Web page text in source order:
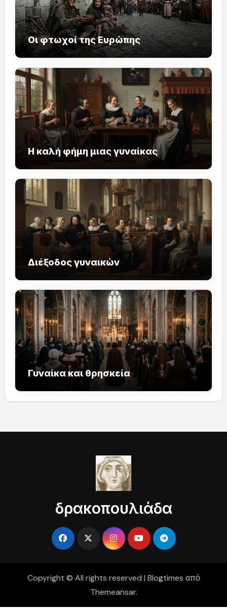
Οι φτωχοί της Ευρώπης
Η καλή φήμη μιας γυναίκας
Διέξοδος γυναικών
Γυναίκα και θρησκεία
δρακοπουλιάδα
Copyright © All rights reserved | Blogtimes από
Themeansar.